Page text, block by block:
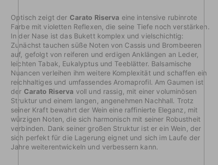
Optisch zeigt der Carato Riserva eine intensive rubinrote
Farbe mit violetten Reflexen, die seine Tiefe noch verstärken.
In der Nase ist das Bukett komplex und vielschichtig:
Zunächst tauchen süße Noten von Cassis und Brombeeren
auf, gefolgt von reiferen und erdigen Anklängen an Leder,
leichten Tabak, Eukalyptus und Teeblätter. Balsamische
Nuancen verleihen ihm weitere Komplexität und schaffen ein
reichhaltiges und umfassendes Aromaprofil. Am Gaumen ist
der Carato Riserva voll und rassig, mit einer voluminösen
Struktur und einem langen, angenehmen Nachhall. Trotz
seiner Kraft bewahrt der Wein eine raffinierte Eleganz, mit
würzigen Noten, die sich harmonisch mit seiner Robustheit
verbinden. Dank seiner großen Struktur ist er ein Wein, der
sich perfekt für die Lagerung eignet und sich im Laufe der
Jahre weiterentwickeln und verbessern kann.